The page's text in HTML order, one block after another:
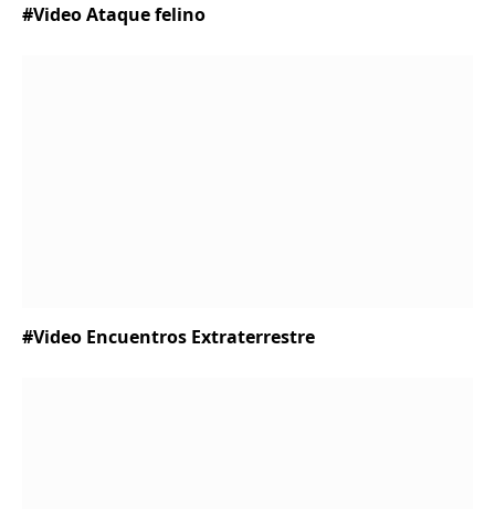
#Video Ataque felino
#Video Encuentros Extraterrestre